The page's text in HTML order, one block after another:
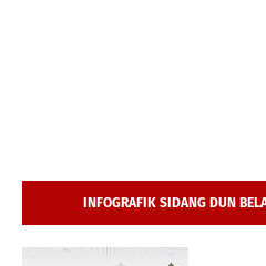
INFOGRAFIK SIDANG DUN